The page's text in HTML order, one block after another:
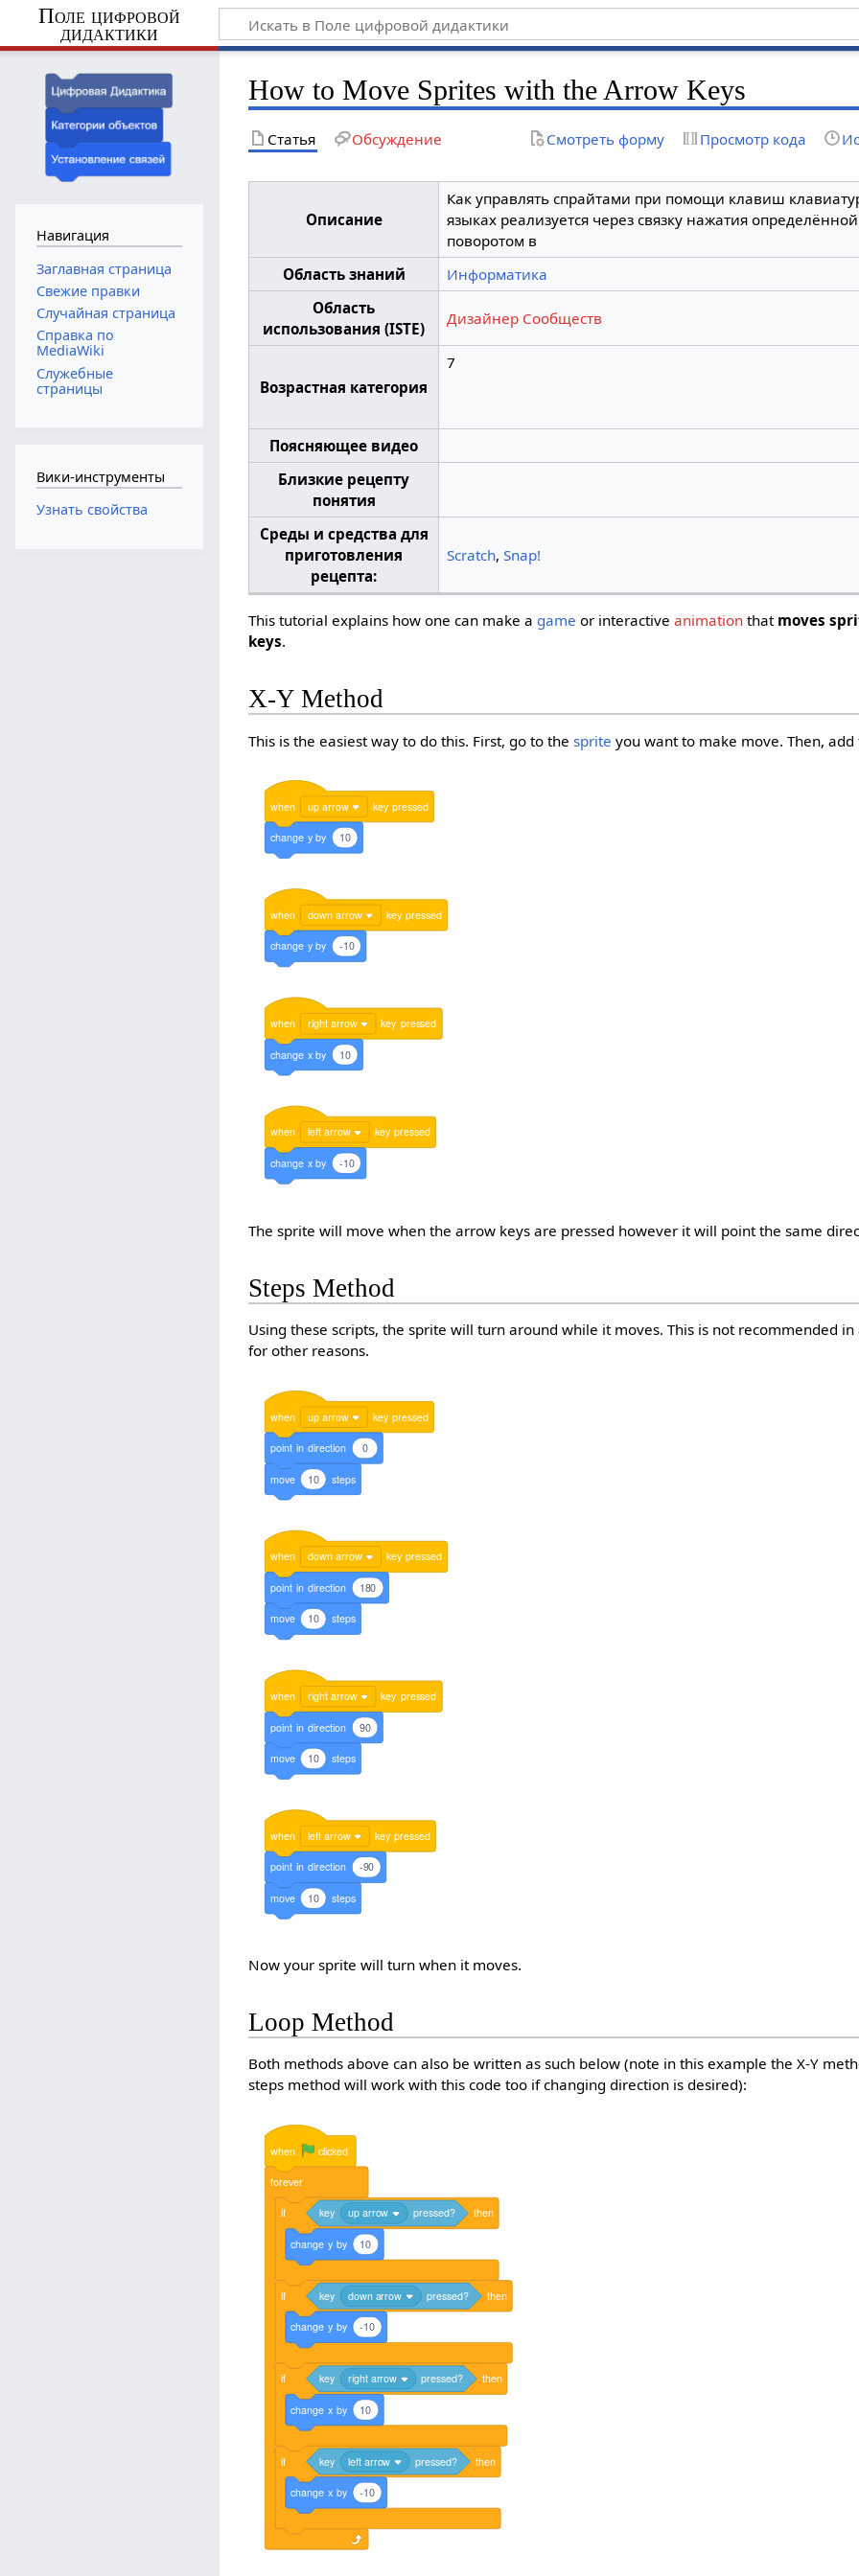
Поле цифровой
дидактики
How to Move Sprites with the Arrow Keys
Статья Обсуждение Смотреть форму Просмотр кода
Описание
Как управлять спрайтами при помощи клавиш
языках реализуется через связку нажатия
поворотом в
Область знаний
Информатика
Область
использования (ISTE)
Дизайнер Сообществ
Возрастная категория
7
Поясняющее видео
Близкие рецепту
понятия
Среды и средства для
приготовления
рецепта:
Scratch, Snap!
This tutorial explains how one can make a game or interactiveanimation that moves
keys.
X-Y Method
This is the easiest way to do this. First, go to thesprite you want to make move. Then,
when up arrow key pressed
change y by 10
when down arrow key pressed
change y by -10
when right arrow key pressed
change x by 10
when left arrow key pressed
change x by -10
The sprite will move when the arrow keys are pressed however it will point the same
Steps Method
Using these scripts, the sprite will turn around while it moves. This is not recommended
for other reasons.
when up arrow key pressed
point in direction 0
move 10 steps
when down arrow key pressed
point in direction 180
move 10 steps
when right arrow key pressed
point in direction 90
move 10 steps
when left arrow key pressed
point in direction -90
move 10 steps
Now your sprite will turn when it moves.
Loop Method
Both methods above can also be written as such below (note in this example the X-Y
steps method will work with this code too if changing direction is desired):
when clicked
forever
if key up arrow pressed? then
change y by 10
if key down arrow pressed? then
change y by -10
if key right arrow pressed? then
change x by 10
if key left arrow pressed? then
change x by -10
Навигация
Заглавная страница
Свежие правки
Случайная страница
Справка по
MediaWiki
Служебные
страницы
Вики-инструменты
Узнать свойства